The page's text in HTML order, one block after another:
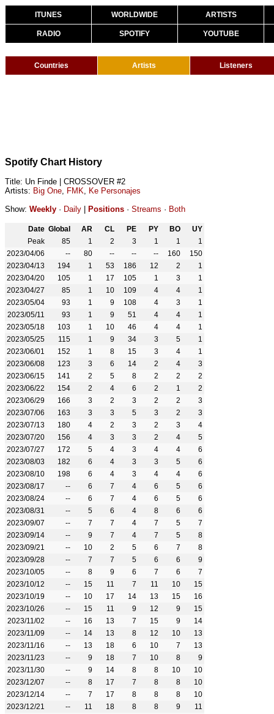
ITUNES WORLDWIDE ARTISTS
RADIO SPOTIFY YOUTUBE
Countries Artists Listeners
Spotify Chart History
Title: Un Finde | CROSSOVER #2
Artists: Big One, FMK, Ke Personajes
Show: Weekly · Daily Positions · Streams · Both
Date Global AR CL PE PY BO
UY
Peak
85 1 2 3 1 1
1
2023/04/06
-- 80 -- -- -- 160
150
2023/04/13
194 1 53 186 12 2
1
2023/04/20
105 1 17 105 1 3
1
2023/04/27
85 1 10 109 4 4
1
2023/05/04
93 1 9 108 4 3
1
2023/05/11
93 1 9 51 4 4
1
2023/05/18
103 1 10 46 4 4
1
2023/05/25
115 1 9 34 3 5
1
2023/06/01
152 1 8 15 3 4
1
2023/06/08
123 3 6 14 2 4
3
2023/06/15
141 2 5 8 2 2
2
2023/06/22
154 2 4 6 2 1
2
2023/06/29
166 3 2 3 2 2
3
2023/07/06
163 3 3 5 3 2
3
2023/07/13
180 4 2 3 2 3
4
2023/07/20
156 4 3 3 2 4
5
2023/07/27
172 5 4 3 4 4
6
2023/08/03
182 6 4 3 3 5
6
2023/08/10
198 6 4 3 4 4
6
2023/08/17
-- 6 7 4 6 5
6
2023/08/24
-- 6 7 4 6 5
6
2023/08/31
-- 5 6 4 8 6
6
2023/09/07
-- 7 7 4 7 5
7
2023/09/14
-- 9 7 4 7 5
8
2023/09/21
-- 10 2 5 6 7
8
2023/09/28
-- 7 7 5 6 6
9
2023/10/05
-- 8 9 6 7 6
7
2023/10/12
-- 15 11 7 11 10
15
2023/10/19
-- 10 17 14 13 15
16
2023/10/26
-- 15 11 9 12 9
15
2023/11/02
-- 16 13 7 15 9
14
2023/11/09
-- 14 13 8 12 10
13
2023/11/16
-- 13 18 6 10 7
13
2023/11/23
-- 9 18 7 10 8
9
2023/11/30
-- 9 14 8 8 10
10
2023/12/07
-- 8 17 7 8 8
10
2023/12/14
-- 7 17 8 8 8
10
2023/12/21
-- 11 18 8 8 9
11